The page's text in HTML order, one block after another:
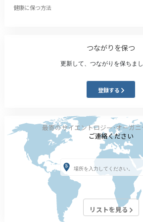
健康に保つ方法
つながりを保つ
更新して、つながりを保ちまし
登録する
最寄のサイエントロジー･オーガ
ご連絡ください
リストを見る